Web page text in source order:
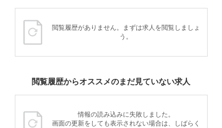
閲覧履歴がありません。まずは求人を閲覧しましょ
う。
閲覧履歴からオススメのまだ見ていない求人
情報の読み込みに失敗しました。
画面の更新をしても表示されない場合は、しばらく